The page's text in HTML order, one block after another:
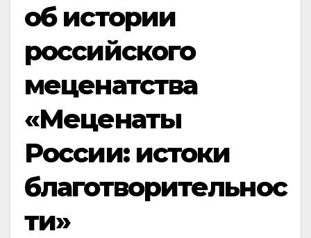
об истории
российского
меценатства
«Меценаты
России: истоки
благотворительнос
ти»